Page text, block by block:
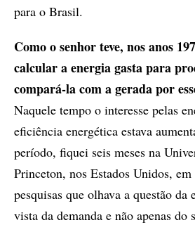
para o Brasil.
Como o senhor teve, nos anos
calcular a energia gasta para
compará-la com a gerada por
Naquele tempo o interesse pelas
eficiência energética estava
período, fiquei seis meses na
Princeton, nos Estados Unidos,
pesquisas que olhava a questão da
vista da demanda e não apenas